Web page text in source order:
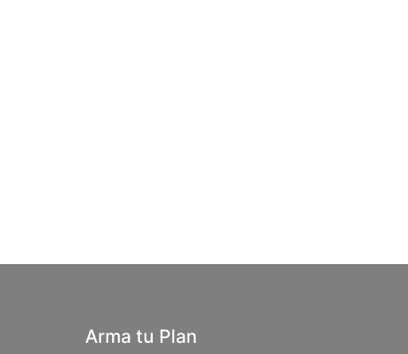
Arma tu Plan